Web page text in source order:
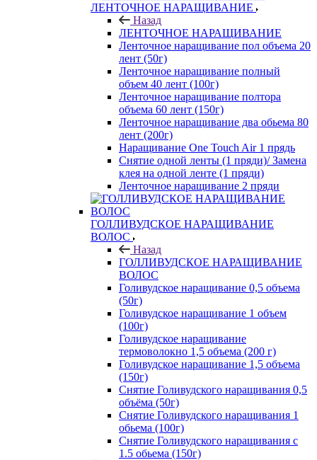
ЛЕНТОЧНОЕ НАРАЩИВАНИЕ
Назад
ЛЕНТОЧНОЕ НАРАЩИВАНИЕ
Ленточное наращивание пол объема 20
лент (50г)
Ленточное наращивание полный
объем 40 лент (100г)
Ленточное наращивание полтора
объема 60 лент (150г)
Ленточное наращивание два обьема 80
лент (200г)
Наращивание One Touch Air 1 прядь
Снятие одной ленты (1 пряди)/ Замена
клея на одной ленте (1 пряди)
Ленточное наращивание 2 пряди
ГОЛЛИВУДСКОЕ НАРАЩИВАНИЕ
ВОЛОС
Назад
ГОЛЛИВУДСКОЕ НАРАЩИВАНИЕ
ВОЛОС
Голивудское наращивание 0,5 объема
(50г)
Голивудское наращивание 1 объем
(100г)
Голивудское наращивание
термоволокно 1,5 объема (200 г)
Голивудское наращивание 1,5 объема
(150г)
Снятие Голивудского наращивания 0,5
объёма (50г)
Снятие Голивудского наращивания 1
обьема (100г)
Снятие Голивудского наращивания с
1.5 обьема (150г)